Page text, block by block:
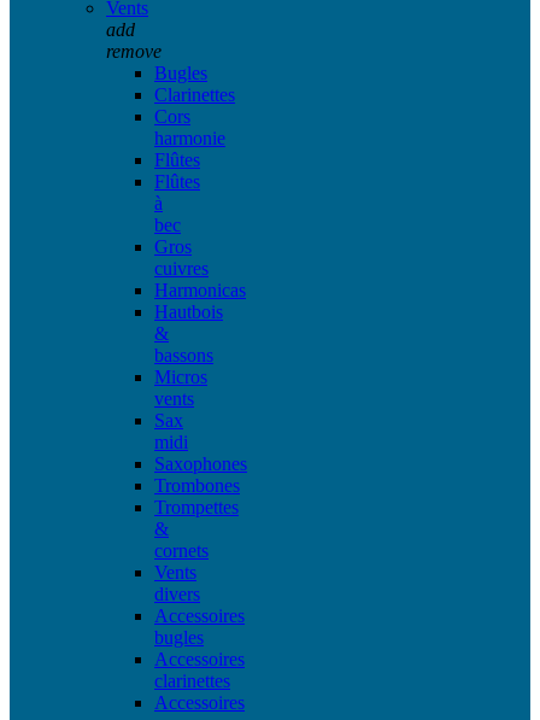
Vents
add
remove
Bugles
Clarinettes
Cors
harmonie
Flûtes
Flûtes
à
bec
Gros
cuivres
Harmonicas
Hautbois
&
bassons
Micros
vents
Sax
midi
Saxophones
Trombones
Trompettes
&
cornets
Vents
divers
Accessoires
bugles
Accessoires
clarinettes
Accessoires